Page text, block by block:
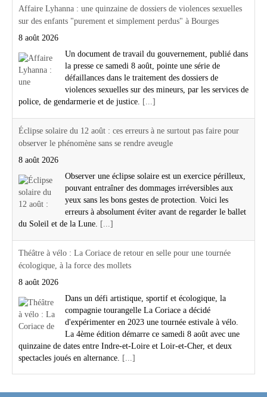
Affaire Lyhanna : une quinzaine de dossiers de violences sexuelles
sur des enfants "purement et simplement perdus" à Bourges
8 août 2026
Un document de travail du gouvernement, publié dans
la presse ce samedi 8 août, pointe une série de
défaillances dans le traitement des dossiers de
violences sexuelles sur des mineurs, par les services de
police, de gendarmerie et de justice. [...]
Éclipse solaire du 12 août : ces erreurs à ne surtout pas faire pour
observer le phénomène sans se rendre aveugle
8 août 2026
Observer une éclipse solaire est un exercice périlleux,
pouvant entraîner des dommages irréversibles aux
yeux sans les bons gestes de protection. Voici les
erreurs à absolument éviter avant de regarder le ballet
du Soleil et de la Lune. [...]
Théâtre à vélo : La Coriace de retour en selle pour une tournée
écologique, à la force des mollets
8 août 2026
Dans un défi artistique, sportif et écologique, la
compagnie tourangelle La Coriace a décidé
d'expérimenter en 2023 une tournée estivale à vélo.
La 4ème édition démarre ce samedi 8 août avec une
quinzaine de dates entre Indre-et-Loire et Loir-et-Cher, et deux
spectacles joués en alternance. [...]